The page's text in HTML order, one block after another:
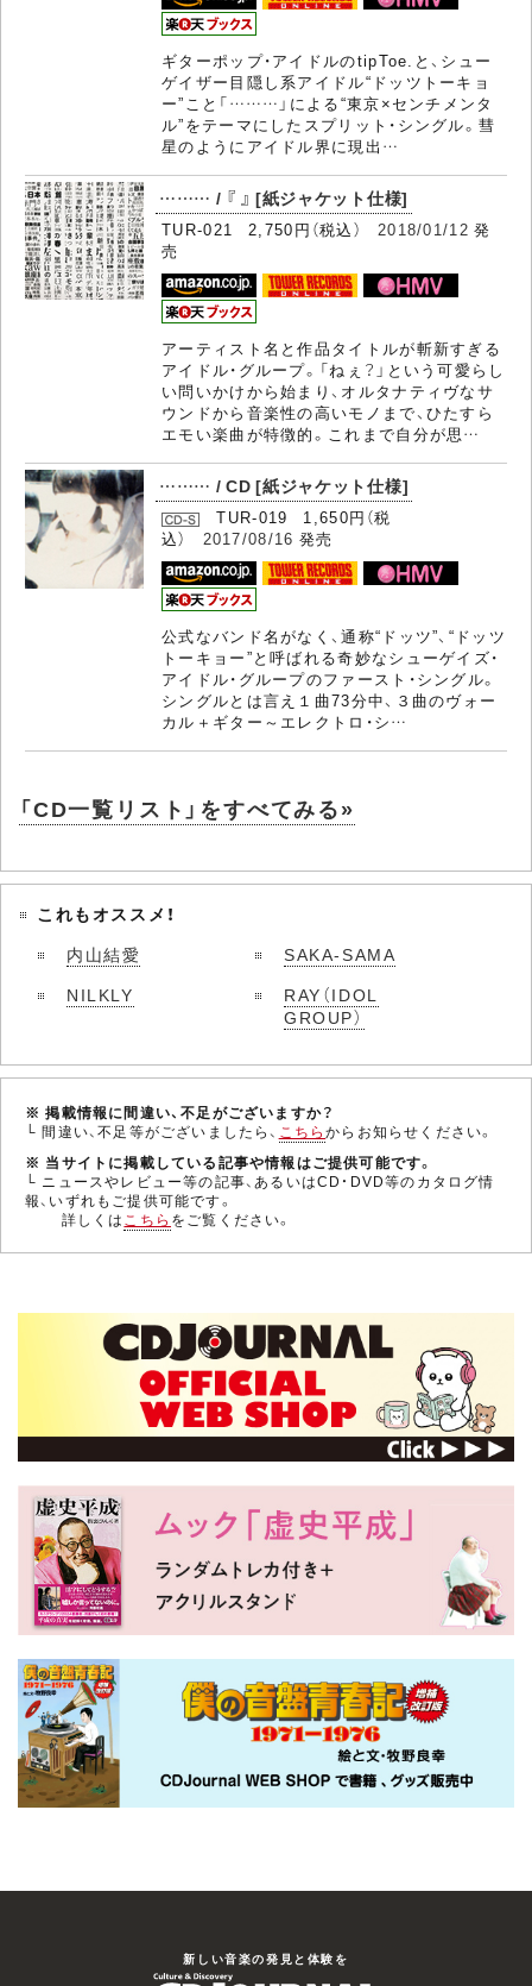
ギターポップ・アイドルのtipToe.と、シュー
ゲイザー目隠し系アイドル“ドッツトーキョ
ー”こと「………」による“東京×センチメンタ
ル”をテーマにしたスプリット・シングル。彗
星のようにアイドル界に現出…
……… / 『 』 [紙ジャケット仕様]
TUR-021 2,750円（税込） 2018/01/12 発
売
アーティスト名と作品タイトルが斬新すぎる
アイドル・グループ。「ねぇ？」という可愛らし
い問いかけから始まり、オルタナティヴなサ
ウンドから音楽性の高いモノまで、ひたすら
エモい楽曲が特徴的。これまで自分が思…
……… / CD [紙ジャケット仕様]
TUR-019 1,650円（税
込） 2017/08/16 発売
公式なバンド名がなく、通称“ドッツ”、“ドッツ
トーキョー”と呼ばれる奇妙なシューゲイズ・
アイドル・グループのファースト・シングル。
シングルとは言え１曲73分中、３曲のヴォー
カル＋ギター～エレクトロ・シ…
「CD一覧リスト」をすべてみる»
これもオススメ！
内山結愛
SAKA-SAMA
NILKLY
RAY（IDOL
GROUP）
※ 掲載情報に間違い、不足がございますか？
└ 間違い、不足等がございましたら、 こちらからお知らせください。
※ 当サイトに掲載している記事や情報はご提供可能です。
└ ニュースやレビュー等の記事、あるいはCD・DVD等のカタログ情
報、いずれもご提供可能です。
詳しくはこちら をご覧ください。
新しい⾳楽の発⾒と体験を